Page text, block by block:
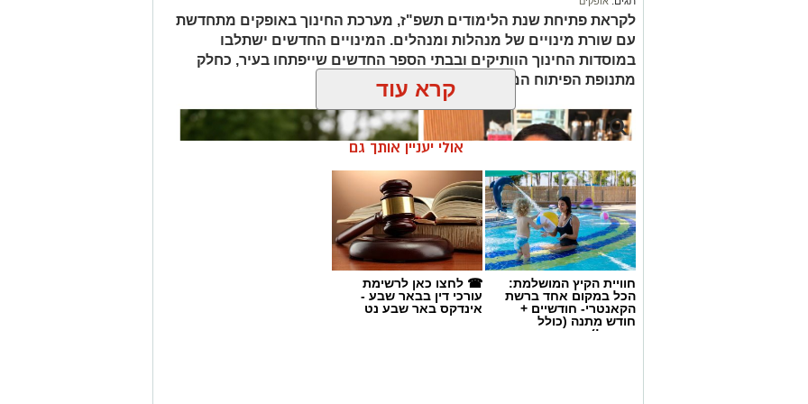
לקראת פתיחת שנת הלימודים תשפ"ז, מערכת החינוך באופקים מתחדשת
עם שורת מינויים של מנהלות ומנהלים. המינויים החדשים ישתלבו
במוסדות החינוך הוותיקים ובבתי הספר החדשים שייפתחו בעיר, כחלק
מתנופת הפיתוח המקומית.
קרא עוד
אולי יעניין אותך גם
חוויית הקיץ המושלמת:
הכל במקום אחד ברשת
הקאנטרי- חודשיים +
חודש מתנה (כולל
החגים!)
☎ לחצו כאן לרשימת
עורכי דין בבאר שבע -
אינדקס באר שבע נט